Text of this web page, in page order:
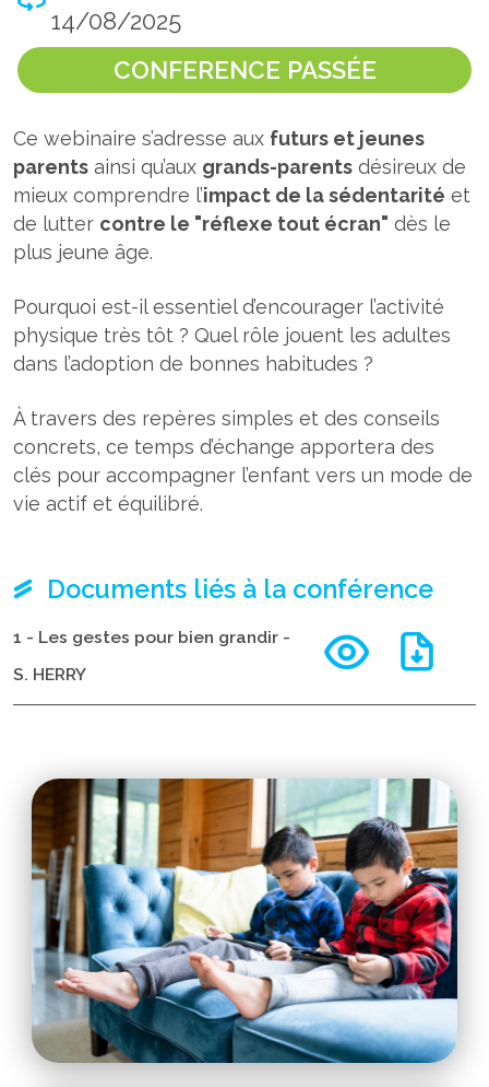
14/08/2025
CONFERENCE PASSÉE
Ce webinaire s’adresse aux futurs et jeunes
parents ainsi qu’aux grands-parents désireux de
mieux comprendre l’impact de la sédentarité et
de lutter contre le "réflexe tout écran" dès le
plus jeune âge.
Pourquoi est-il essentiel d’encourager l’activité
physique très tôt ? Quel rôle jouent les adultes
dans l’adoption de bonnes habitudes ?
À travers des repères simples et des conseils
concrets, ce temps d’échange apportera des
clés pour accompagner l’enfant vers un mode de
vie actif et équilibré.
Documents liés à la conférence
1 - Les gestes pour bien grandir -
S. HERRY